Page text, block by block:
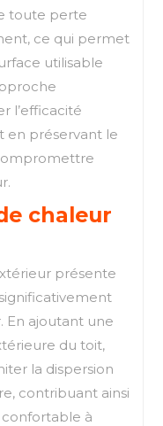
toute perte
ce qui permet
utilisable
l’efficacité
en préservant le
chaleur
présente
En ajoutant une
du toit,
la dispersion
contribuant ainsi
à